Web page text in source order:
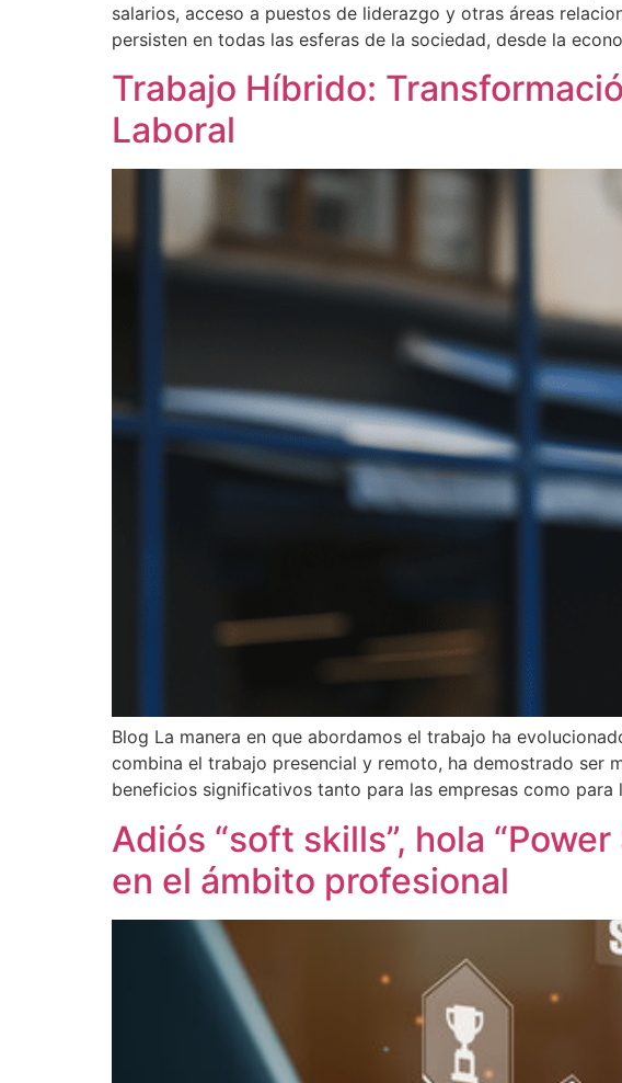
salarios, acceso a puestos de liderazgo y otras áreas
persisten en todas las esferas de la sociedad, desde la
Trabajo Híbrido:
Laboral
Blog La manera en que abordamos el trabajo ha
combina el trabajo presencial y remoto, ha demostrado ser
beneficios significativos tanto para las empresas como
Adiós “soft skills”, hola
en el ámbito profesional